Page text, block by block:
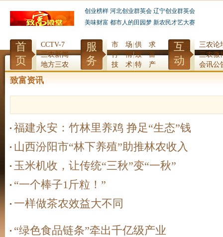
创业榜样 河北创业群英会 辽宁创业群英会
美味财富 都市人的田园梦 新农民才艺大赛
首
页
CCTV-7
三农新闻
地方三农
服
务
市 场 供 求
行 情|致 富
技 术 特 产
互
动
三农论
三农微
会讯公
致富资讯
福建永安：竹林里养鸡 挣足“生态”钱
山西汾阳市“林下养殖”助推林农收入
玉米机收，让传统“三秋”变“一秋”
“一个棒子1斤粒！”
一样做茶农效益大不同
“绿色食品链条”牵出千亿级产业